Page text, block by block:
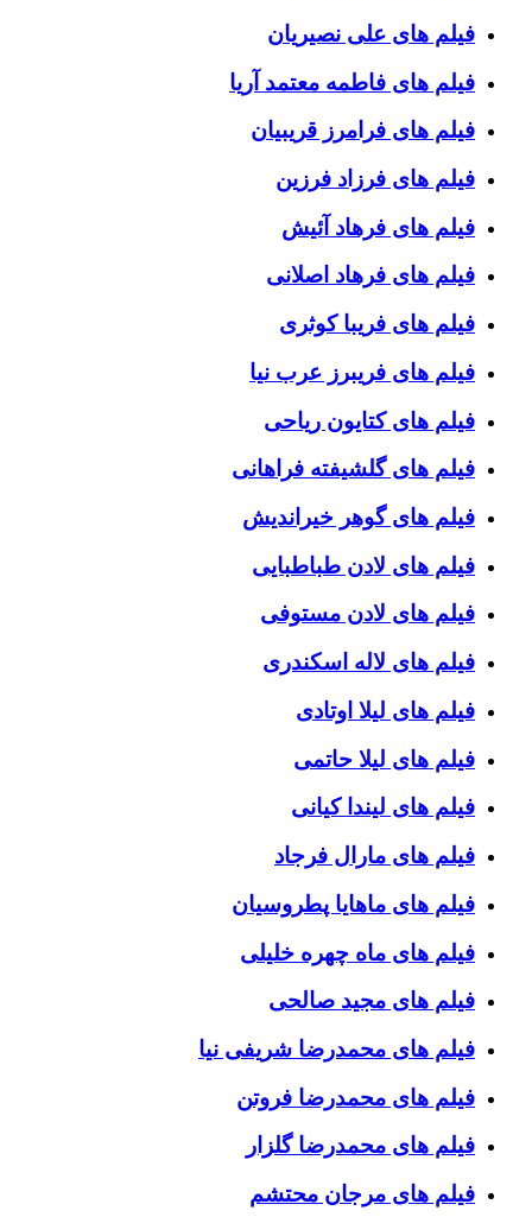
فیلم های علی نصیریان
فیلم های فاطمه معتمد آریا
فیلم های فرامرز قریبیان
فیلم های فرزاد فرزین
فیلم های فرهاد آئیش
فیلم های فرهاد اصلانی
فیلم های فریبا کوثری
فیلم های فریبرز عرب نیا
فیلم های کتایون ریاحی
فیلم های گلشیفته فراهانی
فیلم های گوهر خیراندیش
فیلم های لادن طباطبایی
فیلم های لادن مستوفی
فیلم های لاله اسکندری
فیلم های لیلا اوتادی
فیلم های لیلا حاتمی
فیلم های لیندا کیانی
فیلم های مارال فرجاد
فیلم های ماهایا پطروسیان
فیلم های ماه چهره خلیلی
فیلم های مجید صالحی
فیلم های محمدرضا شریفی نیا
فیلم های محمدرضا فروتن
فیلم های محمدرضا گلزار
فیلم های مرجان محتشم